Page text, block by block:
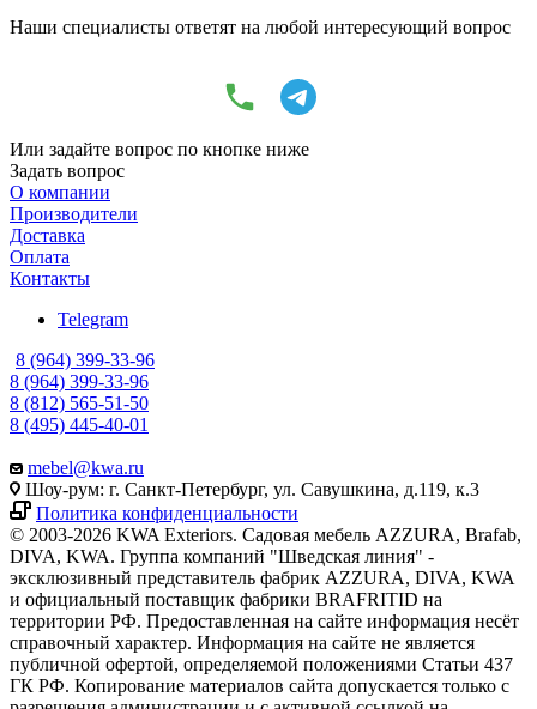
Наши специалисты ответят на любой интересующий вопрос
Или задайте вопрос по кнопке ниже
Задать вопрос
О компании
Производители
Доставка
Оплата
Контакты
Telegram
8 (964) 399-33-96
8 (964) 399-33-96
8 (812) 565-51-50
8 (495) 445-40-01
mebel@kwa.ru
Шоу-рум: г. Санкт-Петербург, ул. Савушкина, д.119, к.3
Политика конфиденциальности
© 2003-2026 KWA Exteriors. Садовая мебель AZZURA, Brafab,
DIVA, KWA. Группа компаний "Шведская линия" -
эксклюзивный представитель фабрик AZZURA, DIVA, KWA
и официальный поставщик фабрики BRAFRITID на
территории РФ. Предоставленная на сайте информация несёт
справочный характер. Информация на сайте не является
публичной офертой, определяемой положениями Статьи 437
ГК РФ. Копирование материалов сайта допускается только с